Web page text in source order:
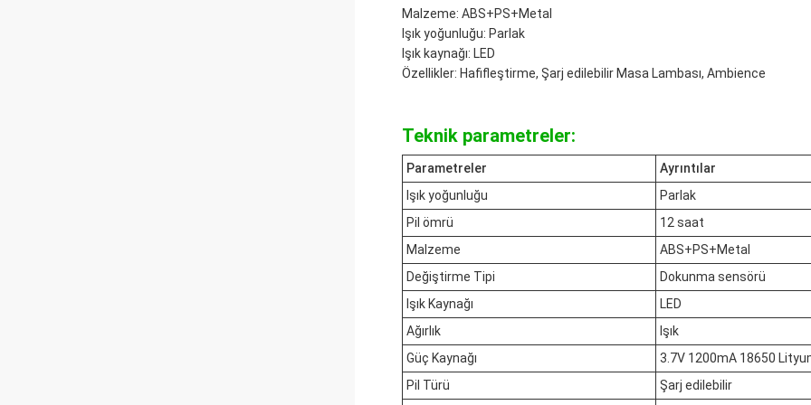
Malzeme: ABS+PS+Metal
Işık yoğunluğu: Parlak
Işık kaynağı: LED
Özellikler: Hafifleştirme, Şarj edilebilir Masa Lambası, Ambience
Teknik parametreler:
Parametreler
Ayrıntılar
Işık yoğunluğu
Parlak
Pil ömrü
12 saat
Malzeme
ABS+PS+Metal
Değiştirme Tipi
Dokunma sensörü
Işık Kaynağı
LED
Ağırlık
Işık
Güç Kaynağı
3.7V 1200mA 18650
Pil Türü
Şarj edilebilir